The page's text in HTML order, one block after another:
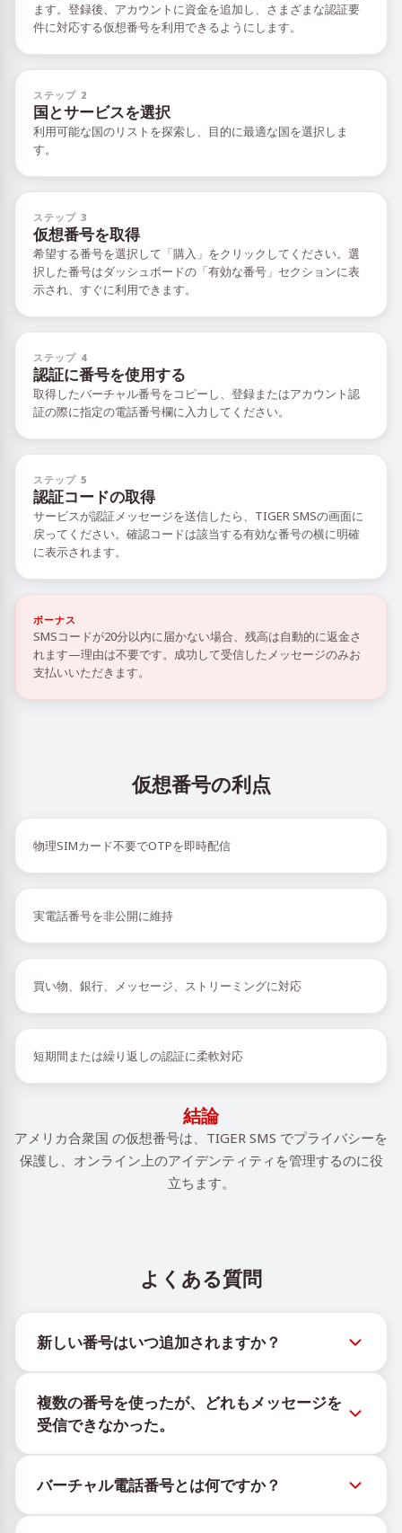
ます。登録後、アカウントに資金を追加し、さまざまな認証要
件に対応する仮想番号を利用できるようにします。
ステップ 2
国とサービスを選択
利用可能な国のリストを探索し、目的に最適な国を選択しま
す。
ステップ 3
仮想番号を取得
希望する番号を選択して「購入」をクリックしてください。選
択した番号はダッシュボードの「有効な番号」セクションに表
示され、すぐに利用できます。
ステップ 4
認証に番号を使用する
取得したバーチャル番号をコピーし、登録またはアカウント認
証の際に指定の電話番号欄に入力してください。
ステップ 5
認証コードの取得
サービスが認証メッセージを送信したら、TIGER SMSの画面に
戻ってください。確認コードは該当する有効な番号の横に明確
に表示されます。
ボーナス
SMSコードが20分以内に届かない場合、残高は自動的に返金さ
れます—理由は不要です。成功して受信したメッセージのみお
支払いいただきます。
仮想番号の利点
物理SIMカード不要でOTPを即時配信
実電話番号を非公開に維持
買い物、銀行、メッセージ、ストリーミングに対応
短期間または繰り返しの認証に柔軟対応
結論
アメリカ合衆国 の仮想番号は、TIGER SMS でプライバシーを
保護し、オンライン上のアイデンティティを管理するのに役
立ちます。
よくある質問
新しい番号はいつ追加されますか？
@TigerSMSofficial_bot で確認できます。このチャン
ネルは最新の番号在庫にアクセスできるよう、タイム
リーな更新を提供します。
複数の番号を使ったが、どれもメッセージを
受信できなかった。
ことはできません。サービスのアルゴリズムにより、
一時的な番号へのメッセージ配信がさまざまな理由で
バーチャル電話番号とは何ですか？